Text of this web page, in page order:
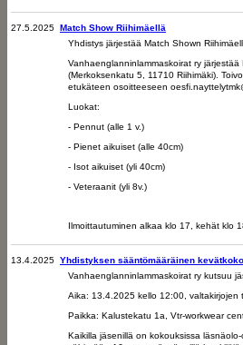
27.5.2025
Match Show Riihimäellä
Yhdistys järjestää Match Shown
Vanhaenglanninlammaskoirat ry
(Merkoksenkatu 5, 11710 Riihimäki).
etukäteen osoitteeseen
Luokat:
- Pennut (alle 1 v.)
- Pienet aikuiset (alle 40cm)
- Isot aikuiset (yli 40cm)
- Veteraanit (yli 8v.)
Ilmoittautuminen alkaa klo 17, kehät klo
13.4.2025 Yhdistyksen sääntömääräinen
Vanhaenglanninlammaskoirat ry kutsuu
Aika: 13.4.2025 kello 12:00, valtakirjojen
Paikka: Kalustekatu 1a, Vtr-workwear
Kaikilla jäsenillä on kokouksissa